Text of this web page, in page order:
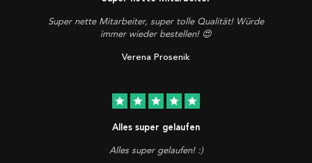
Super nette Mitarbeiter, super tolle Qualität! Würde
immer wieder bestellen! 😍
Verena Prosenik
star star star star star
Alles super gelaufen
Alles super gelaufen! :)